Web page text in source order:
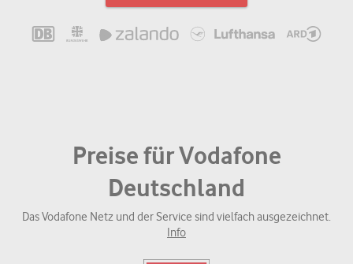
Preise für Vodafone
Deutschland
Das Vodafone Netz und der Service sind vielfach ausgezeichnet.
Info